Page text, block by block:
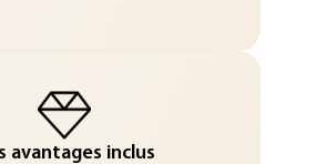
avantages inclus